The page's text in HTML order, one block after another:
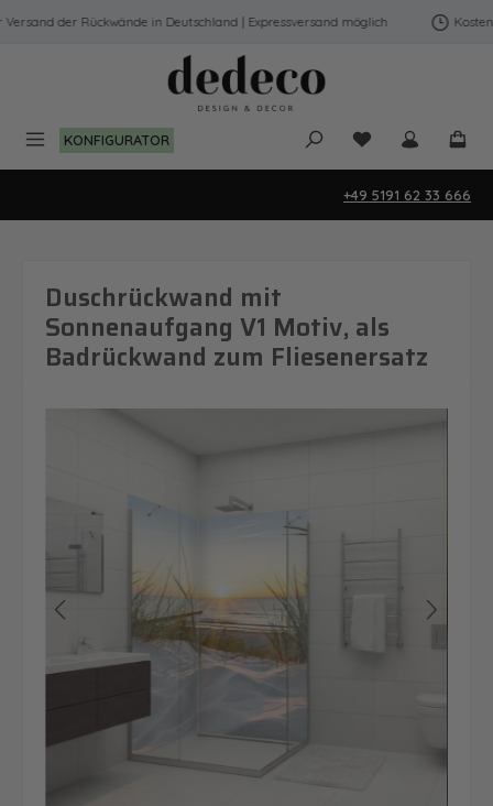
Zum Hauptinhalt springen
der Rückwände in Deutschland | Expressversand möglich
KONFIGURATOR Du hast 0
+49 5191 62 33 666
Duschrückwand mit
Sonnenaufgang V1 Motiv, als
Badrückwand zum Fliesenersatz